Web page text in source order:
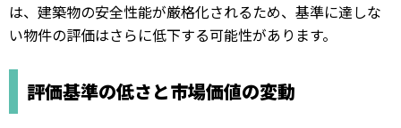
は、建築物の安全性能が厳格化されるため、基準に達しな
い物件の評価はさらに低下する可能性があります。
評価基準の低さと市場価値の変動